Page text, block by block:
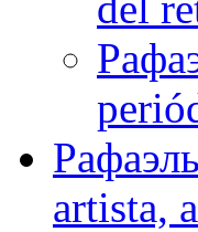
artista,